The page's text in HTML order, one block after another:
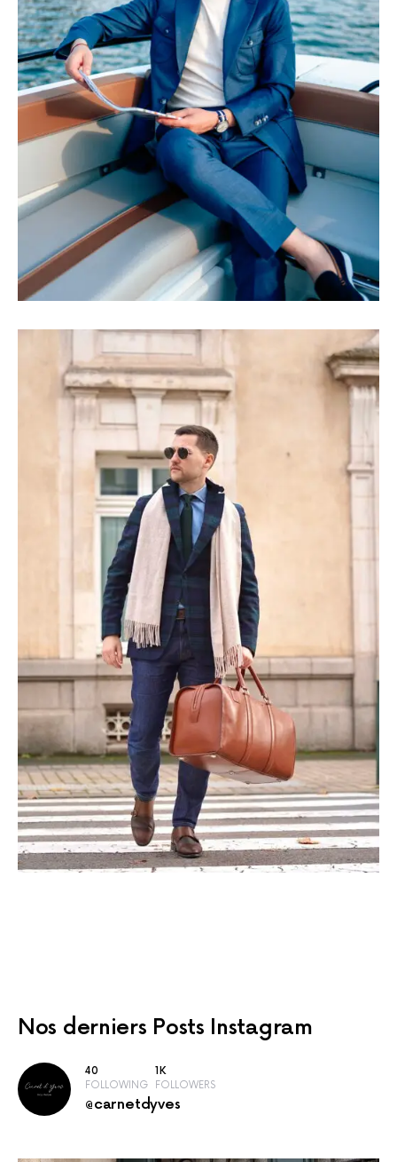
Nos derniers Posts Instagram
40
FOLLOWING
1K
FOLLOWERS
@carnetdyves